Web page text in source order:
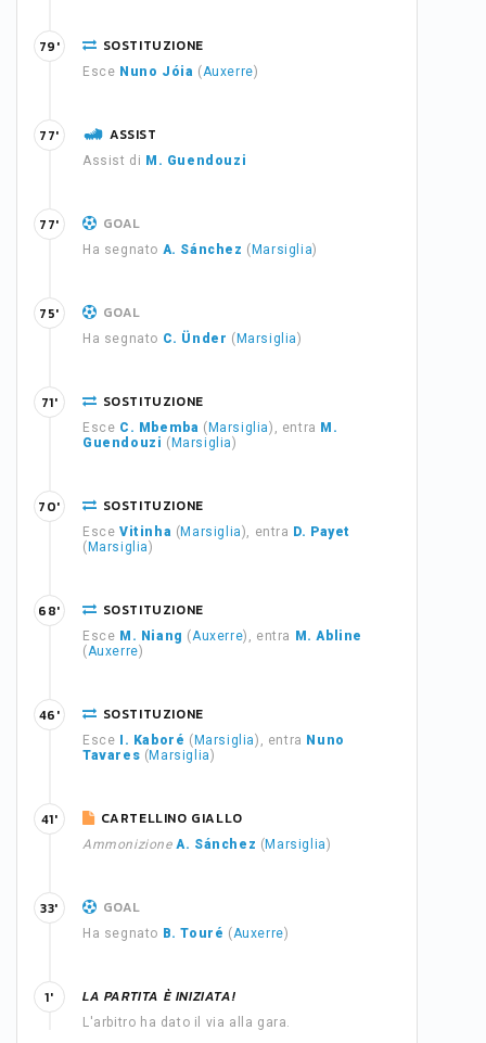
SOSTITUZIONE
Esce Nuno Jóia (Auxerre)
79'
ASSIST
Assist di M. Guendouzi
77'
GOAL
Ha segnato A. Sánchez ( Marsiglia)
77'
GOAL
Ha segnato C. Ünder ( Marsiglia)
75'
SOSTITUZIONE
Esce C. Mbemba ( Marsiglia), entra M.
Guendouzi ( Marsiglia)
71'
SOSTITUZIONE
Esce Vitinha ( Marsiglia), entra D. Payet
( Marsiglia)
70'
SOSTITUZIONE
Esce M. Niang (Auxerre), entra
M. Abline
(Auxerre)
68'
SOSTITUZIONE
Esce I. Kaboré ( Marsiglia), entra Nuno
Tavares ( Marsiglia)
46'
CARTELLINO GIALLO
Ammonizione A. Sánchez ( Marsiglia)
41'
GOAL
Ha segnato B. Touré (Auxerre)
33'
LA PARTITA È INIZIATA!
L'arbitro ha dato il via alla gara.
1'